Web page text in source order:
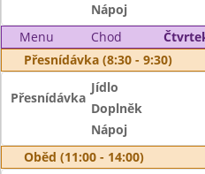
Nápoj
Menu
Chod
Přesnídávka (8:30 - 9:30)
Přesnídávka
Jídlo
Doplněk
Nápoj
Oběd (11:00 - 14:00)